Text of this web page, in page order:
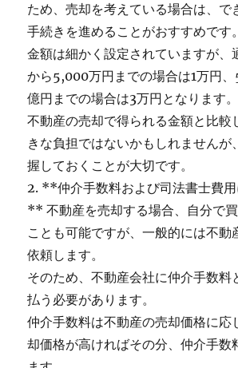
ため、売却を考えている場合は、で
手続きを進めることがおすすめです。
金額は細かく設定されていますが、
から5,000万円までの場合は1万円
億円までの場合は3万円となります。
不動産の売却で得られる金額と比較
きな負担ではないかもしれませんが
握しておくことが大切です。
2. **仲介手数料および司法書士費
** 不動産を売却する場合、自分で
ことも可能ですが、一般的には不動
依頼します。
そのため、不動産会社に仲介手数料
払う必要があります。
仲介手数料は不動産の売却価格に応
却価格が高ければその分、仲介手数